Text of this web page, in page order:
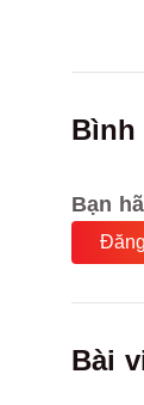
Bình
Bạn
Bài